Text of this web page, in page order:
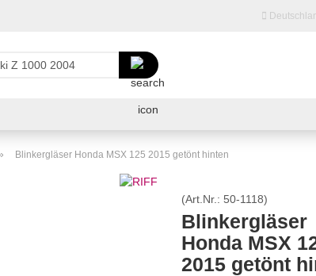
Lieferland
Konto erstellen
Passwort vergessen?
z.B.
Kawasaki
Z
1000
Blinkergläser Honda MSX 125 2015 getönt hinten
(Art.Nr.: 50-1118)
Blinkergläser
Honda MSX
2015 getönt